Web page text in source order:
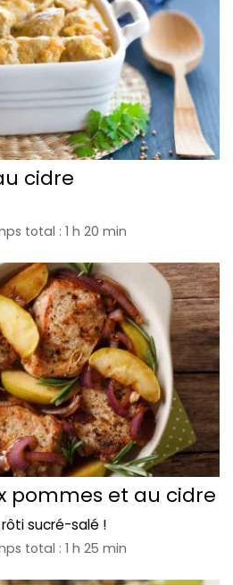
cidre
total : 1 h 20 min
pommes et au cidre
sucré-salé !
total : 1 h 25 min